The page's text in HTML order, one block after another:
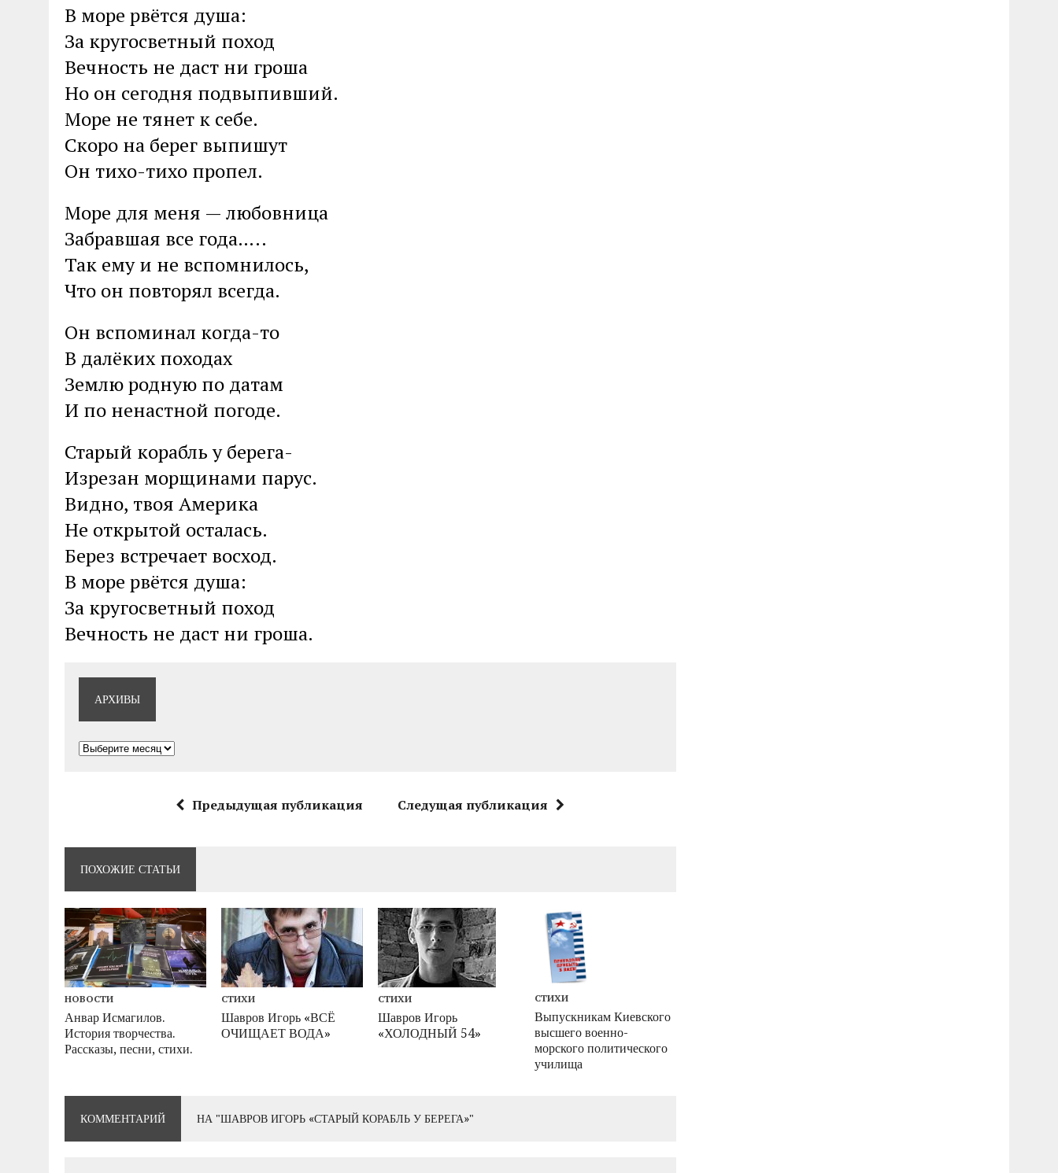
В море рвётся душа:
За кругосветный поход
Вечность не даст ни гроша
Но он сегодня подвыпивший.
Море не тянет к себе.
Скоро на берег выпишут
Он тихо-тихо пропел.
Море для меня — любовница
Забравшая все года…..
Так ему и не вспомнилось,
Что он повторял всегда.
Он вспоминал когда-то
В далёких походах
Землю родную по датам
И по ненастной погоде.
Старый корабль у берега-
Изрезан морщинами парус.
Видно, твоя Америка
Не открытой осталась.
Берез встречает восход.
В море рвётся душа:
За кругосветный поход
Вечность не даст ни гроша.
АРХИВЫ
Архивы
Предыдущая публикация Следущая публикация
ПОХОЖИЕ СТАТЬИ
НОВОСТИ
Анвар Исмагилов.
История творчества.
Рассказы, песни, стихи.
СТИХИ
Шавров Игорь «ВСЁ
ОЧИЩАЕТ ВОДА»
СТИХИ
Шавров Игорь
«ХОЛОДНЫЙ 54»
СТИХИ
Выпускникам Киевского
высшего военно-
морского политического
училища
КОММЕНТАРИЙ НА "ШАВРОВ ИГОРЬ «СТАРЫЙ КОРАБЛЬ У БЕРЕГА»"